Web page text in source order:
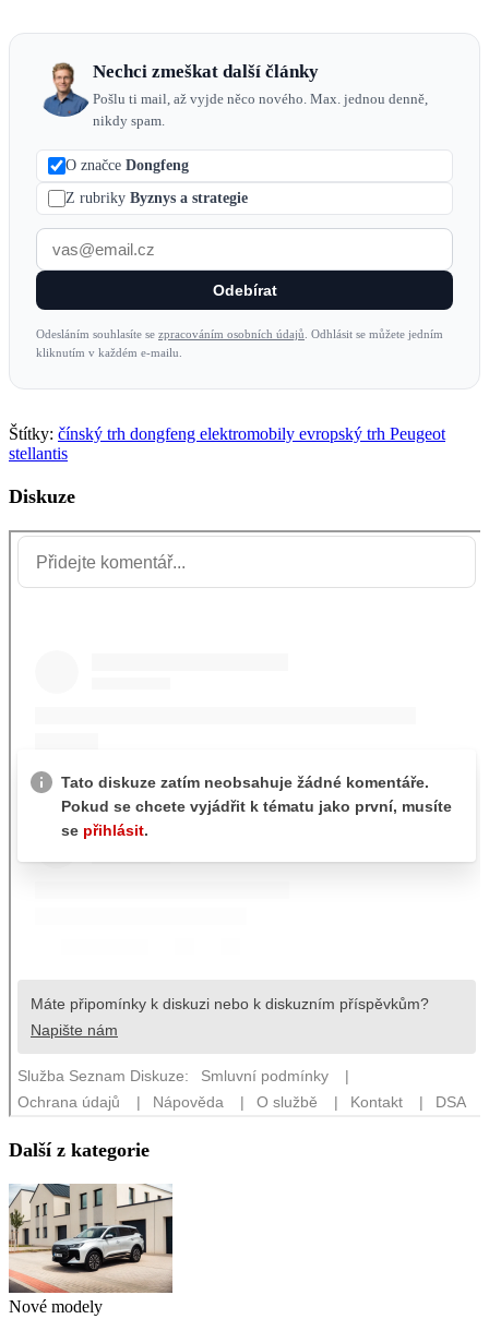
Nechci zmeškat další články
Pošlu ti mail, až vyjde něco nového. Max. jednou denně,
nikdy spam.
O značce Dongfeng
Z rubriky Byznys a strategie
Odebírat
Odesláním souhlasíte se zpracováním osobních údajů . Odhlásit se můžete jedním
kliknutím v každém e-mailu.
Štítky: čínský trh dongfeng elektromobily evropský trh Peugeot
stellantis
Diskuze
Další z kategorie
Nové modely